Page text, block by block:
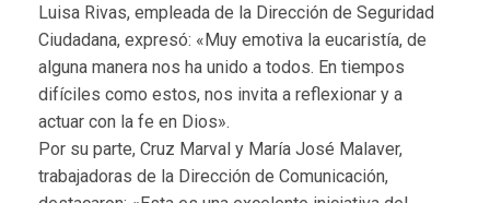
Luisa Rivas, empleada de la Dirección de Seguridad
Ciudadana, expresó: «Muy emotiva la eucaristía, de
alguna manera nos ha unido a todos. En tiempos
difíciles como estos, nos invita a reflexionar y a
actuar con la fe en Dios».
Por su parte, Cruz Marval y María José Malaver,
trabajadoras de la Dirección de Comunicación,